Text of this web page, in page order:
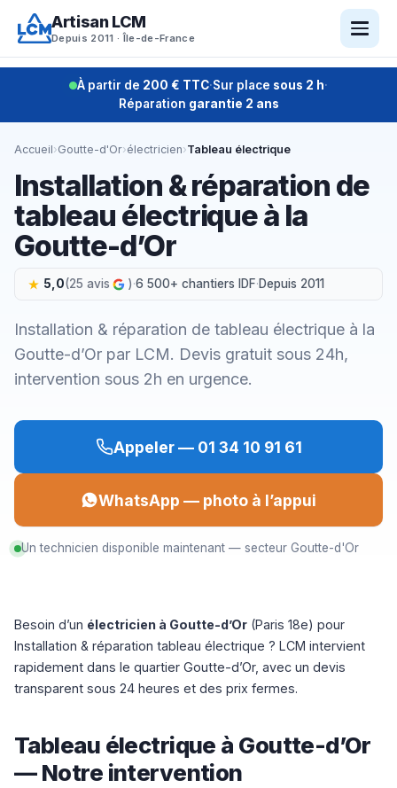
contenu
Artisan LCM
Depuis 2011 · Île-de-France
À partir de 200 € TTC·Sur place sous 2 h·
Réparation garantie 2 ans
Accueil›Goutte-d'Or›électricien›Tableau électrique
Installation & réparation de
tableau électrique à la
Goutte-d’Or
5,0(25 avis )·6 500+ chantiers IDF·Depuis 2011
Installation & réparation de tableau électrique à la
Goutte-d’Or par LCM. Devis gratuit sous 24h,
intervention sous 2h en urgence.
Appeler — 01 34 10 91 61
WhatsApp — photo à l’appui
Un technicien disponible maintenant — secteur Goutte-d'Or
Besoin d’un électricien à Goutte-d’Or (Paris 18e) pour
Installation & réparation tableau électrique ? LCM intervient
rapidement dans le quartier Goutte-d’Or, avec un devis
transparent sous 24 heures et des prix fermes.
Tableau électrique à Goutte-d’Or
— Notre intervention